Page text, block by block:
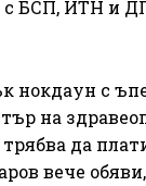
БСП, ИТН и
нокдаун с
на
да
вече